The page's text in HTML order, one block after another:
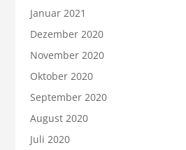
Januar 2021
Dezember 2020
November 2020
Oktober 2020
September 2020
August 2020
Juli 2020